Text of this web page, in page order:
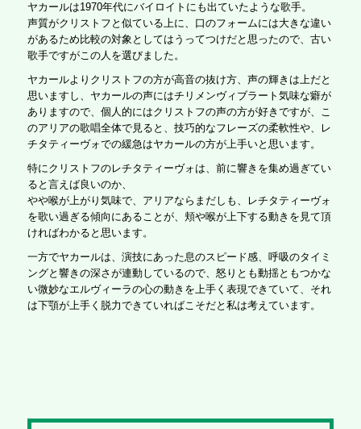
ヤカールは1970年代にバイロイトにも出ていたような歌手。
声質がクリストフと似ている上に、口のフォームには大きな違い
があるため比較の対象としてはうってつけだと思ったので、古い
歌手ですがこの人を選びました。
ヤカールよりクリストフの方が高音の抜け方、声の輝きは上だと
思いますし、ヤカールの声にはチリメンヴィブラート気味な癖が
ありますので、個人的にはクリストフの声の方が好きですが、こ
のアリアの歌唱全体で見ると、技巧的なフレーズの柔軟性や、レ
チタティーヴォでの緩急はヤカールの方が上手いと思います。
特にクリストフのレチタティーヴォは、前に響きを集め過ぎてい
ると言えば良いのか、
やや喉が上がり気味で、アリアならまだしも、レチタティーヴォ
を歌い過ぎる傾向にあることが、頬や喉が上下する動きを見て頂
ければわかると思います。
一方でヤカールは、演技にあった息のスピード感、呼吸のタイミ
ングと響きの深さが連動しているので、怒りとも動揺ともつかな
い微妙なエルヴィーラの心の動きを上手く表現できていて、それ
は下顎が上手く脱力できていればこそだと私は考えています。